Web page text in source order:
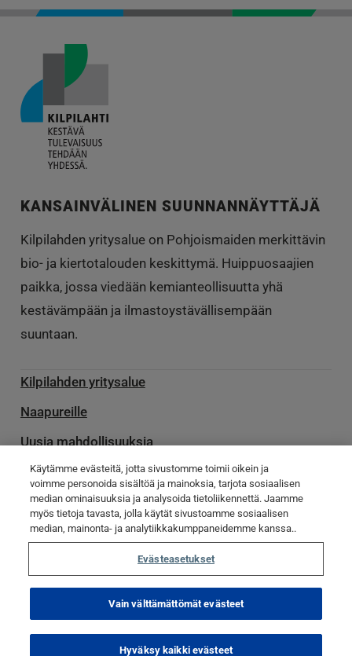
KANSAINVÄLINEN SUUNNANNÄYTTÄJÄ
Kilpilahden yritysalue on Pohjoismaiden merkittävin
bio- ja kiertotalouden keskittymä. Huippuosaajien
paikka, jossa viedään kemianteollisuutta yhä
kestävämpään ja ilmastoystävällisempään
suuntaan.
Kilpilahden yritysalue
Naapureille
Uusia mahdollisuuksia
Palvelu­toimittajille
Ota yhteyttä
Poikkeamatiedotteet
© Kilpilahti 2023 Tietosuojaseloste Evästekäytännöt
Käytämme evästeitä, jotta sivustomme toimii oikein ja
voimme personoida sisältöä ja mainoksia, tarjota sosiaalisen
median ominaisuuksia ja analysoida tietoliikennettä. Jaamme
myös tietoja tavasta, jolla käytät sivustoamme sosiaalisen
median, mainonta- ja analytiikkakumppaneidemme kanssa..
Evästeasetukset
Vain välttämättömät evästeet
Hyväksy kaikki evästeet